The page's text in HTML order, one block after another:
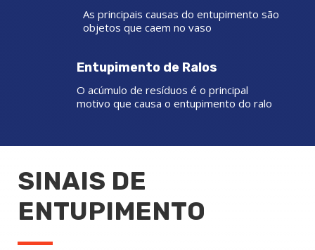
As principais causas do entupimento são
objetos que caem no vaso
Entupimento de Ralos
O acúmulo de resíduos é o principal
motivo que causa o entupimento do ralo
SINAIS DE
ENTUPIMENTO